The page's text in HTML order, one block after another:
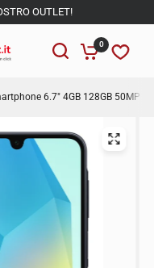
OUTLET!
0
6.7" 4GB 128GB 50MP